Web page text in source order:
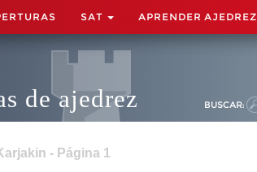
SAT APRENDER AJEDREZ
de ajedrez BUSCAR:
- Página 1